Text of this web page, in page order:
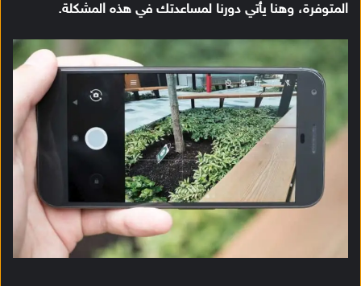
المتوفرة، وهنا يأتي دورنا لمساعدتك في هذه المشكلة.